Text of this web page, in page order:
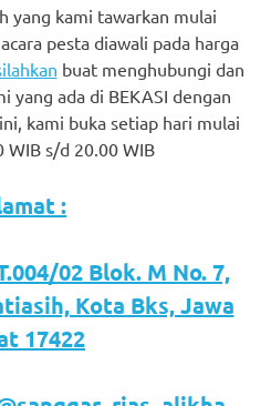
yang kami tawarkan mulai
pesta diawali pada harga
buat menghubungi dan
yang ada di BEKASI dengan
kami buka setiap hari mulai
WIB s/d 20.00 WIB
:
02 Blok. M No. 7,
Kota Bks, Jawa
17422